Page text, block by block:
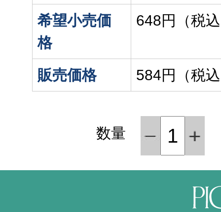
希望小売価
格
648円（税
販売価格 584円（税
数量